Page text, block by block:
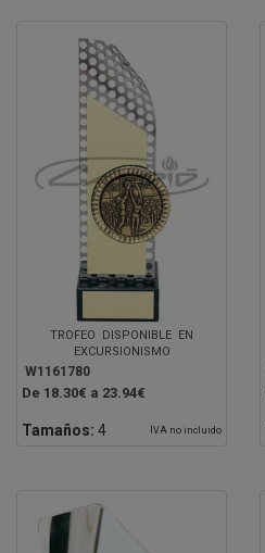
TROFEO DISPONIBLE EN
EXCURSIONISMO
W1161780
De 18.30€ a 23.94€
Tamaños: 4 IVA no incluido